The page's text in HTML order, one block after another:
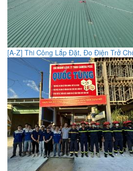
[A-Z] Thi Công Lắp Đặt, Đo Điện Trở